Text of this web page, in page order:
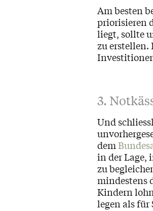
Am besten
priorisieren
liegt, sollte
zu
3.
Und
dem
in der Lage,
zu
mindestens
Kindern
legen als für